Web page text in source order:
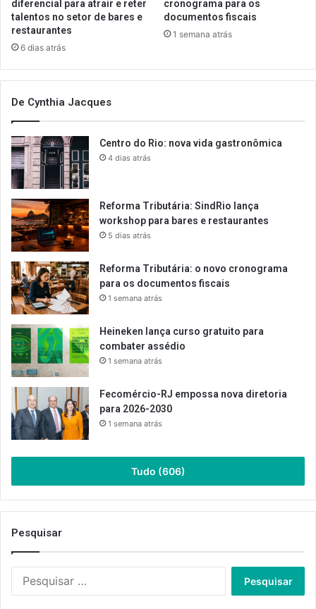
diferencial para atrair e reter
talentos no setor de bares e
restaurantes
6 dias atrás
cronograma para os
documentos fiscais
1 semana atrás
De Cynthia Jacques
Centro do Rio: nova vida gastronômica
4 dias atrás
Reforma Tributária: SindRio lança
workshop para bares e restaurantes
5 dias atrás
Reforma Tributária: o novo cronograma
para os documentos fiscais
1 semana atrás
Heineken lança curso gratuito para
combater assédio
1 semana atrás
Fecomércio-RJ empossa nova diretoria
para 2026-2030
1 semana atrás
Tudo (606)
Pesquisar